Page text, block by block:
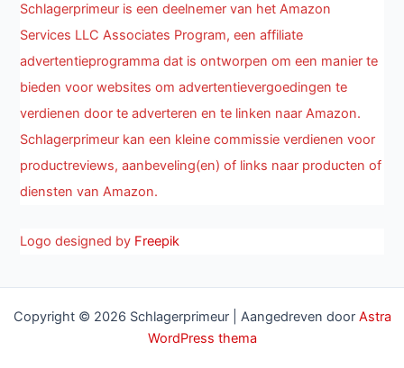
Schlagerprimeur is een deelnemer van het Amazon
Services LLC Associates Program, een affiliate
advertentieprogramma dat is ontworpen om een manier te
bieden voor websites om advertentievergoedingen te
verdienen door te adverteren en te linken naar Amazon.
Schlagerprimeur kan een kleine commissie verdienen voor
productreviews, aanbeveling(en) of links naar producten of
diensten van Amazon.
Logo designed by Freepik
Copyright © 2026 Schlagerprimeur | Aangedreven door Astra
WordPress thema